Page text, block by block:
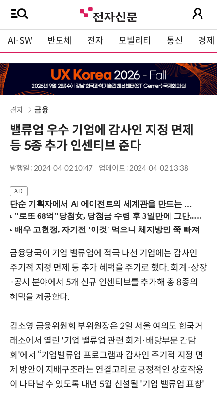
AI·SW 반도체 전자 모빌리티 통신 경제
경제 금융
밸류업 우수 기업에 감사인 지정 면제
등 5종 추가 인센티브 준다
발행일 : 2024-04-02 10:47 업데이트 : 2024-04-02 13:38
단순 기획자에서 AI 에이전트의 세계관을 만드는 지식 설계자로.. (8/20 강남역)
금융당국이 기업 밸류업에 적극 나선 기업에는 감사인
주기적 지정 면제 등 추가 혜택을 주기로 했다. 회계·상장
·공시 분야에서 5개 신규 인센티브를 추가해 총 8종의
혜택을 제공한다.
김소영 금융위원회 부위원장은 2일 서울 여의도 한국거
래소에서 열린 '기업 밸류업 관련 회계·배당부문 간담
회'에서 “기업밸류업 프로그램과 감사인 주기적 지정 면
제 방안이 지배구조라는 연결고리로 긍정적인 상호작용
이 나타날 수 있도록 내년 5월 신설될 '기업 밸류업 표창'